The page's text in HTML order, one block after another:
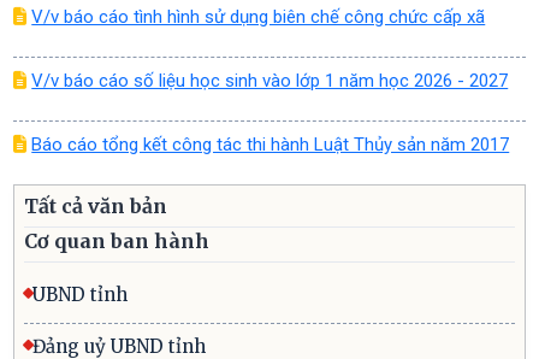
V/v báo cáo tình hình sử dụng biên chế công chức cấp xã
V/v báo cáo số liệu học sinh vào lớp 1 năm học 2026 - 2027
Báo cáo tổng kết công tác thi hành Luật Thủy sản năm 2017
Tất cả văn bản
Cơ quan ban hành
UBND tỉnh
Đảng uỷ UBND tỉnh